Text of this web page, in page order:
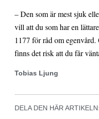
– Den som är mest sjuk
vill att du som har en
1177 för råd om
finns det risk att du får
Tobias Ljung
DELA DEN HÄR ARTIKELN: